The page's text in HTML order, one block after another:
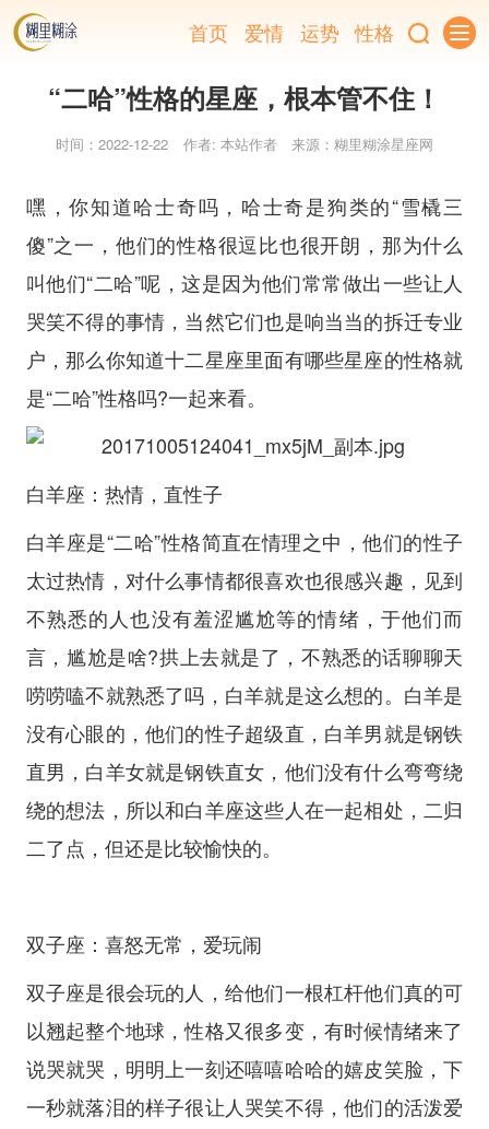
首页 爱情 运势 性格
“二哈”性格的星座，根本管不住！
时间：2022-12-22 作者: 本站作者 来源：糊里糊涂星座网
嘿，你知道哈士奇吗，哈士奇是狗类的“雪橇三
傻”之一，他们的性格很逗比也很开朗，那为什么
叫他们“二哈”呢，这是因为他们常常做出一些让人
哭笑不得的事情，当然它们也是响当当的拆迁专业
户，那么你知道十二星座里面有哪些星座的性格就
是“二哈”性格吗?一起来看。
白羊座：热情，直性子
白羊座是“二哈”性格简直在情理之中，他们的性子
太过热情，对什么事情都很喜欢也很感兴趣，见到
不熟悉的人也没有羞涩尴尬等的情绪，于他们而
言，尴尬是啥?拱上去就是了，不熟悉的话聊聊天
唠唠嗑不就熟悉了吗，白羊就是这么想的。白羊是
没有心眼的，他们的性子超级直，白羊男就是钢铁
直男，白羊女就是钢铁直女，他们没有什么弯弯绕
绕的想法，所以和白羊座这些人在一起相处，二归
二了点，但还是比较愉快的。
双子座：喜怒无常，爱玩闹
双子座是很会玩的人，给他们一根杠杆他们真的可
以翘起整个地球，性格又很多变，有时候情绪来了
说哭就哭，明明上一刻还嘻嘻哈哈的嬉皮笑脸，下
一秒就落泪的样子很让人哭笑不得，他们的活泼爱